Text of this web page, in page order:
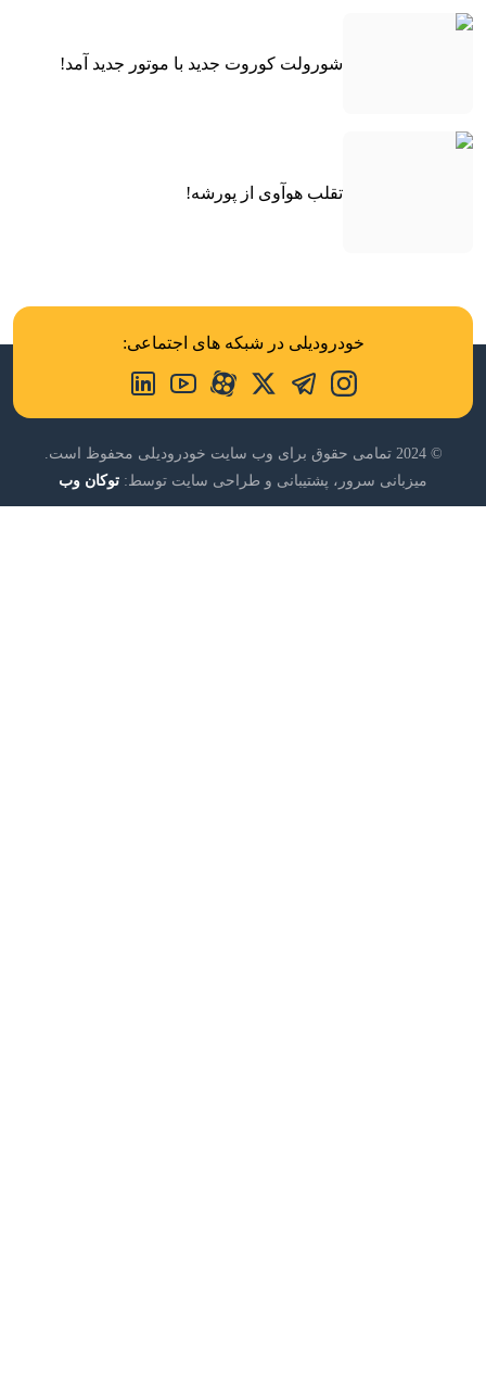
شورولت کوروت جدید با موتور جدید آمد!
تقلب هوآوی از پورشه!
خودرودیلی در شبکه های اجتماعی:
© 2024 تمامی حقوق برای وب سایت خودرودیلی محفوظ است.
میزبانی سرور، پشتیبانی و طراحی سایت توسط: توکان وب